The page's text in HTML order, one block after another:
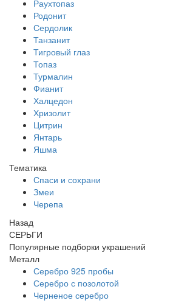
Раухтопаз
Родонит
Сердолик
Танзанит
Тигровый глаз
Топаз
Турмалин
Фианит
Халцедон
Хризолит
Цитрин
Янтарь
Яшма
Тематика
Спаси и сохрани
Змеи
Черепа
Назад
СЕРЬГИ
Популярные подборки украшений
Металл
Серебро 925 пробы
Серебро с позолотой
Черненое серебро